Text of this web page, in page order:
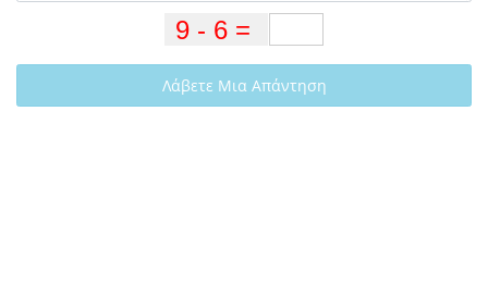
Λάβετε Μια Απάντηση